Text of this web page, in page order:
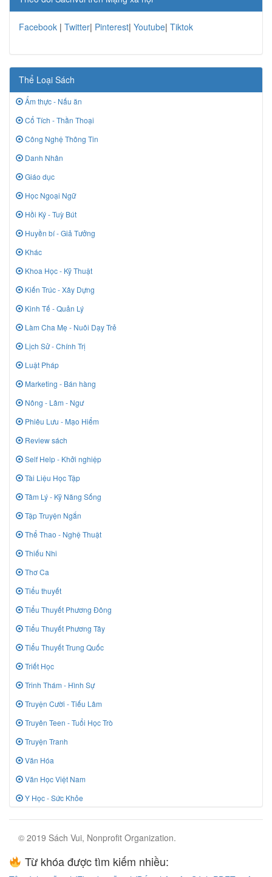
Facebook | Twitter| Pinterest| Youtube| Tiktok
Thể Loại Sách
Ẩm thực - Nấu ăn
Cổ Tích - Thần Thoại
Công Nghệ Thông Tin
Danh Nhân
Giáo dục
Học Ngoại Ngữ
Hồi Ký - Tuỳ Bút
Huyền bí - Giả Tưởng
Khác
Khoa Học - Kỹ Thuật
Kiến Trúc - Xây Dựng
Kinh Tế - Quản Lý
Làm Cha Mẹ - Nuôi Dạy Trẻ
Lịch Sử - Chính Trị
Luật Pháp
Marketing - Bán hàng
Nông - Lâm - Ngư
Phiêu Lưu - Mạo Hiểm
Review sách
Self Help - Khởi nghiệp
Tài Liệu Học Tập
Tâm Lý - Kỹ Năng Sống
Tập Truyện Ngắn
Thể Thao - Nghệ Thuật
Thiếu Nhi
Thơ Ca
Tiểu thuyết
Tiểu Thuyết Phương Đông
Tiểu Thuyết Phương Tây
Tiểu Thuyết Trung Quốc
Triết Học
Trinh Thám - Hình Sự
Truyện Cười - Tiếu Lâm
Truyên Teen - Tuổi Học Trò
Truyện Tranh
Văn Hóa
Văn Học Việt Nam
Y Học - Sức Khỏe
© 2019 Sách Vui, Nonprofit Organization.
Từ khóa được tìm kiếm nhiều: